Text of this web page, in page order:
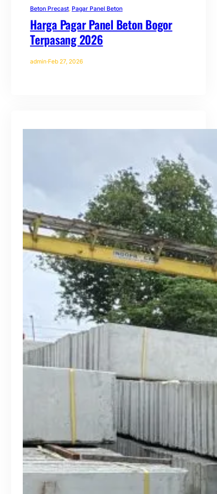
Beton Precast, Pagar Panel Beton
Harga Pagar Panel Beton Bogor
Terpasang 2026
admin·Feb 27, 2026